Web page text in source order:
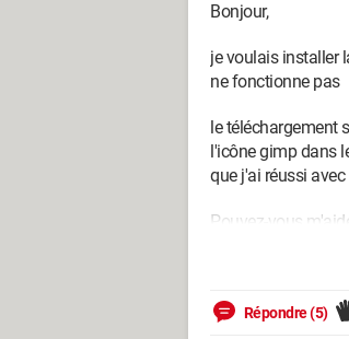
Bonjour,
je voulais installer
ne fonctionne pas
le téléchargement
l'icône gimp dans
que j'ai réussi
Pouvez-vous
Répondre (5)